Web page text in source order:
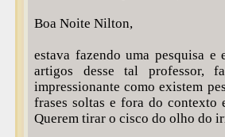
Boa Noite Nilton,
estava fazendo uma pesquisa
artigos desse tal professor,
impressionante como existem
frases soltas e fora do contexto
Querem tirar o cisco do olho do